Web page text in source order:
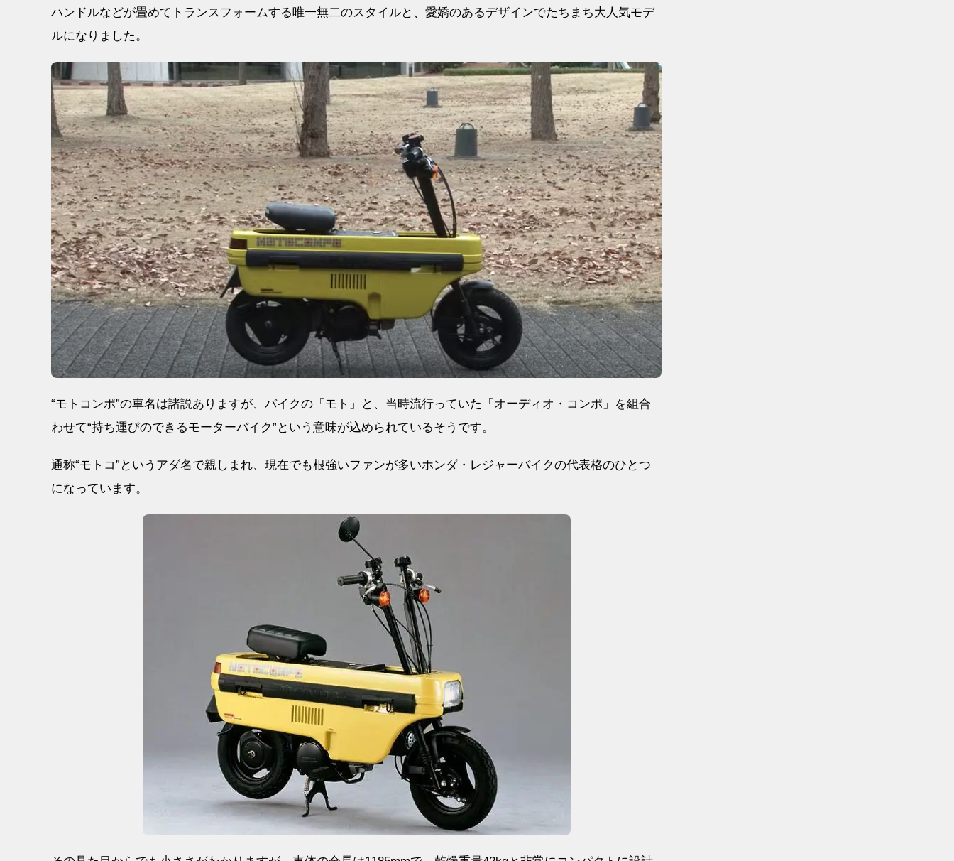
ハンドルなどが畳めてトランスフォームする唯一無二のスタイルと、愛嬌のあるデザインでたちまち大人気モデ
ルになりました。
“モトコンポ”の車名は諸説ありますが、バイクの「モト」と、当時流行っていた「オーディオ・コンポ」を組合
わせて“持ち運びのできるモーターバイク”という意味が込められているそうです。
通称“モトコ”というアダ名で親しまれ、現在でも根強いファンが多いホンダ・レジャーバイクの代表格のひとつ
になっています。